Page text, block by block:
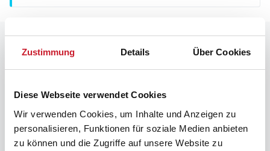
Zustimmung Details Über Cookies
Diese Webseite verwendet Cookies
Wir verwenden Cookies, um Inhalte und Anzeigen zu
personalisieren, Funktionen für soziale Medien anbieten
zu können und die Zugriffe auf unsere Website zu
Raumaufteilung